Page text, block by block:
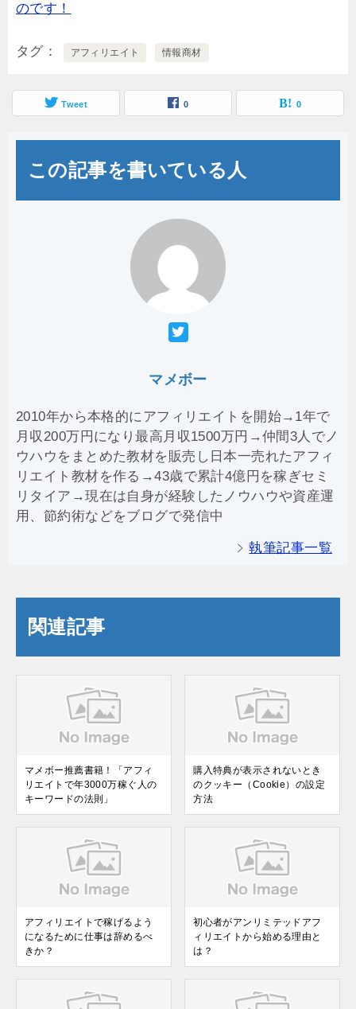
のです！
タグ アフィリエイト 情報商材
Tweet 0 0
この記事を書いている人
マメボー
2010年から本格的にアフィリエイトを開始→1年で
月収200万円になり最高月収1500万円→仲間3人でノ
ウハウをまとめた教材を販売し日本一売れたアフィ
リエイト教材を作る→43歳で累計4億円を稼ぎセミ
リタイア→現在は自身が経験したノウハウや資産運
用、節約術などをブログで発信中
執筆記事一覧
関連記事
マメボー推薦書籍！「アフィ
リエイトで年3000万稼ぐ人の
キーワードの法則」
購入特典が表示されないとき
のクッキー（Cookie）の設定
方法
アフィリエイトで稼げるよう
になるために仕事は辞めるべ
きか？
初心者がアンリミテッドアフ
ィリエイトから始める理由と
は？